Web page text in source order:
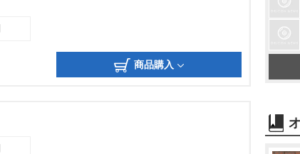
商品購入